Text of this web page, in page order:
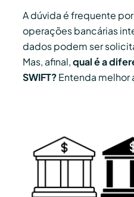
A dúvida é frequente
operações bancárias
dados podem ser
Mas, afinal,qual é a
SWIFT?Entenda melhor